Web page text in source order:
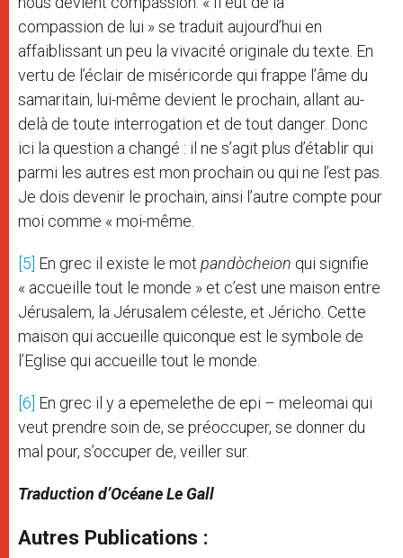
compassion de lui » se traduit aujourd’hui en
affaiblissant un peu la vivacité originale du texte. En
vertu de l’éclair de miséricorde qui frappe l’âme du
samaritain, lui-même devient le prochain, allant au-
delà de toute interrogation et de tout danger. Donc
ici la question a changé : il ne s’agit plus d’établir qui
parmi les autres est mon prochain ou qui ne l’est pas.
Je dois devenir le prochain, ainsi l’autre compte pour
moi comme « moi-même.
[5] En grec il existe le mot pandòcheion qui signifie
« accueille tout le monde » et c’est une maison entre
Jérusalem, la Jérusalem céleste, et Jéricho. Cette
maison qui accueille quiconque est le symbole de
l’Eglise qui accueille tout le monde.
[6] En grec il y a epemelethe de epi – meleomai qui
veut prendre soin de, se préoccuper, se donner du
mal pour, s’occuper de, veiller sur.
Traduction d’Océane Le Gall
Autres Publications :